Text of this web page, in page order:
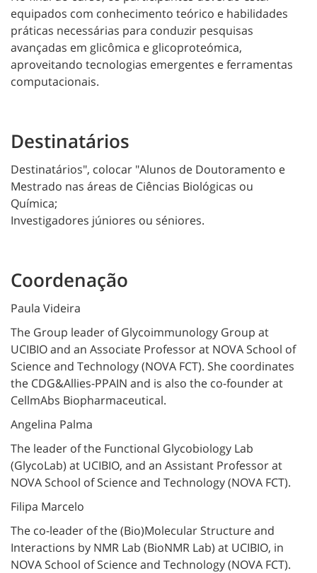
equipados com conhecimento teórico e habilidades
práticas necessárias para conduzir pesquisas
avançadas em glicômica e glicoproteómica,
aproveitando tecnologias emergentes e ferramentas
computacionais.
Destinatários
Destinatários", colocar "Alunos de Doutoramento e
Mestrado nas áreas de Ciências Biológicas ou
Química;
Investigadores júniores ou séniores.
Coordenação
Paula Videira
The Group leader of Glycoimmunology Group at
UCIBIO and an Associate Professor at NOVA School of
Science and Technology (NOVA FCT). She coordinates
the CDG&Allies-PPAIN and is also the co-founder at
CellmAbs Biopharmaceutical.
Angelina Palma
The leader of the Functional Glycobiology Lab
(GlycoLab) at UCIBIO, and an Assistant Professor at
NOVA School of Science and Technology (NOVA FCT).
Filipa Marcelo
The co-leader of the (Bio)Molecular Structure and
Interactions by NMR Lab (BioNMR Lab) at UCIBIO, in
NOVA School of Science and Technology (NOVA FCT).